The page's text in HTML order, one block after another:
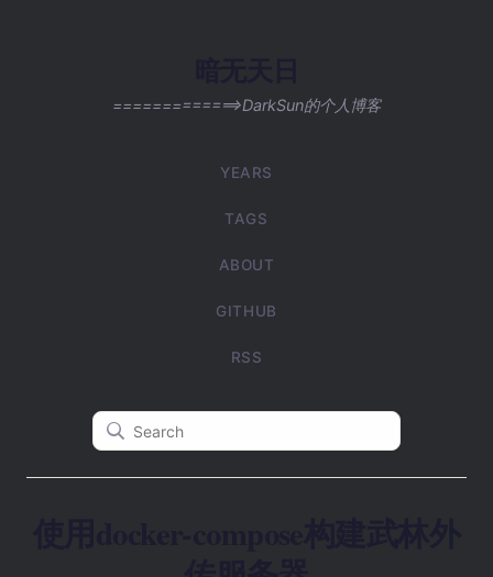
=============>DarkSun的个人博客
YEARS
TAGS
ABOUT
GITHUB
RSS